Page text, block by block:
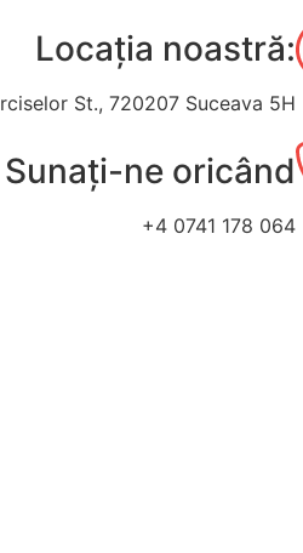
Locația noastră:
St., 720207 Suceava 5H
Sunați-ne oricând
+4 0741 178 064